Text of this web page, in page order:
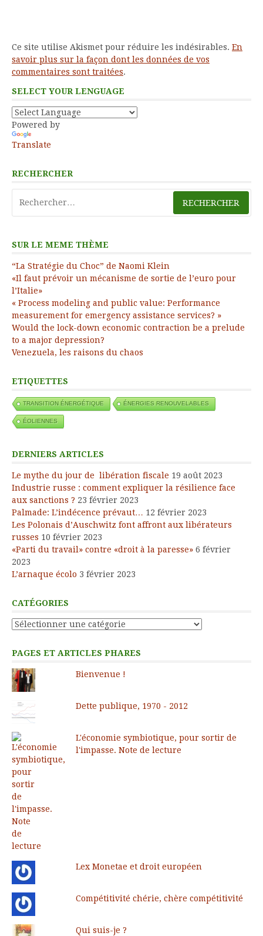
Ce site utilise Akismet pour réduire les indésirables. En
savoir plus sur la façon dont les données de vos
commentaires sont traitées.
SELECT YOUR LENGUAGE
Powered by
Translate
RECHERCHER
SUR LE MEME THÈME
“La Stratégie du Choc” de Naomi Klein
«Il faut prévoir un mécanisme de sortie de l’euro pour
l’Italie»
« Process modeling and public value: Performance
measurement for emergency assistance services? »
Would the lock-down economic contraction be a prelude
to a major depression?
Venezuela, les raisons du chaos
ETIQUETTES
TRANSITION ÉNERGÉTIQUE ÉNERGIES RENOUVELABLES
ÉOLIENNES
DERNIERS ARTICLES
Le mythe du jour de libération fiscale 19 août 2023
Industrie russe : comment expliquer la résilience face
aux sanctions ? 23 février 2023
Palmade: L’indécence prévaut… 12 février 2023
Les Polonais d’Auschwitz font affront aux libérateurs
russes 10 février 2023
«Parti du travail» contre «droit à la paresse» 6 février
2023
L’arnaque écolo 3 février 2023
CATÉGORIES
Catégories
PAGES ET ARTICLES PHARES
Bienvenue !
Dette publique, 1970 - 2012
L'économie symbiotique, pour sortir de
l'impasse. Note de lecture
Lex Monetae et droit européen
Compétitivité chérie, chère compétitivité
Qui suis-je ?